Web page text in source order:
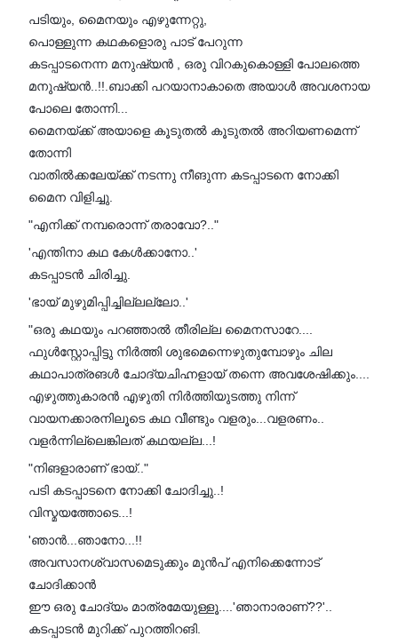
പടിയും, മൈനയും എഴുന്നേറ്റു,
പൊള്ളുന്ന കഥകളൊരു പാട് പേറുന്ന
കടപ്പാടനെന്ന മനുഷ്യൻ , ഒരു വിറകുകൊള്ളി പോലത്തെ
മനുഷ്യൻ..!!.ബാക്കി പറയാനാകാതെ അയാൾ അവശനായ
പോലെ തോന്നി...
മൈനയ്ക്ക് അയാളെ കൂടുതൽ കൂടുതൽ അറിയണമെന്ന്
തോന്നി
വാതിൽക്കലേയ്ക്ക് നടന്നു നീങുന്ന കടപ്പാടനെ നോക്കി
മൈന വിളിച്ചു.
"എനിക്ക് നമ്പരൊന്ന് തരാവോ?.."
'എന്തിനാ കഥ കേൾക്കാനോ..'
കടപ്പാടൻ ചിരിച്ചു.
'ഭായ് മുഴുമിപ്പിച്ചില്ലല്ലോ..'
"ഒരു കഥയും പറഞ്ഞാൽ തീരില്ല മൈനസാറേ....
ഫുൾസ്റ്റോപ്പിട്ടു നിർത്തി ശുഭമെന്നെഴുതുമ്പോഴും ചില
കഥാപാത്രങൾ ചോദ്യചിഹ്നളായ് തന്നെ അവശേഷിക്കും....
എഴുത്തുകാരൻ എഴുതി നിർത്തിയുടത്തു നിന്ന്
വായനക്കാരനിലൂടെ കഥ വീണ്ടും വളരും...വളരണം..
വളർന്നില്ലെങ്കിലത് കഥയല്ല...!
"നിങളാരാണ് ഭായ്.."
പടി കടപ്പാടനെ നോക്കി ചോദിച്ചു..!
വിസ്മയത്തോടെ...!
'ഞാൻ...ഞാനോ...!!
അവസാനശ്വാസമെടുക്കും മുൻപ് എനിക്കെന്നോട്
ചോദിക്കാൻ
ഈ ഒരു ചോദ്യം മാത്രമേയുള്ളൂ....'ഞാനാരാണ്??'..
കടപ്പാടൻ മുറിക്ക് പുറത്തിറങി.